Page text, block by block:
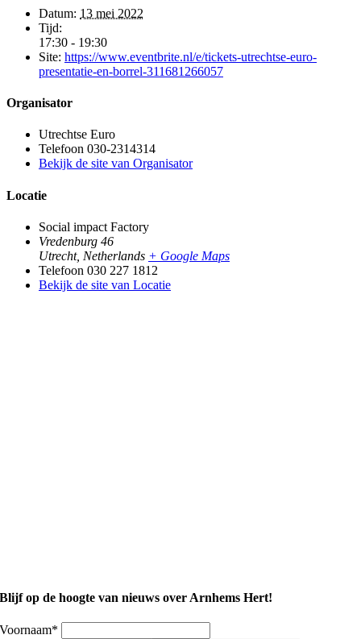
Datum: 13 mei 2022
Tijd:
17:30 - 19:30
Site: https://www.eventbrite.nl/e/tickets-utrechtse-euro-
presentatie-en-borrel-311681266057
Organisator
Utrechtse Euro
Telefoon 030-2314314
Bekijk de site van Organisator
Locatie
Social impact Factory
Vredenburg 46
Utrecht, Netherlands + Google Maps
Telefoon 030 227 1812
Bekijk de site van Locatie
Blijf op de hoogte van nieuws over Arnhems Hert!
Voornaam*